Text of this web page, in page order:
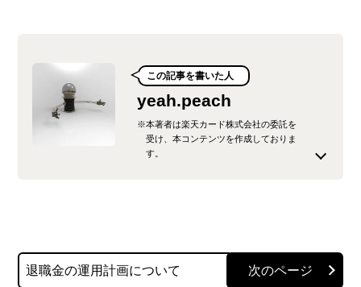
この記事を書いた人
yeah.peach
※本著者は楽天カード株式会社の委託を
受け、本コンテンツを作成しておりま
す。
（投資、税金、クレジットカード、保険）など。
退職金の運用計画について